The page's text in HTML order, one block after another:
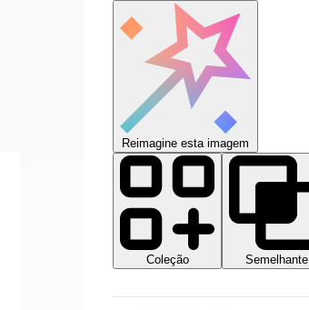
Reimagine esta imagem
Coleção
Semelhante